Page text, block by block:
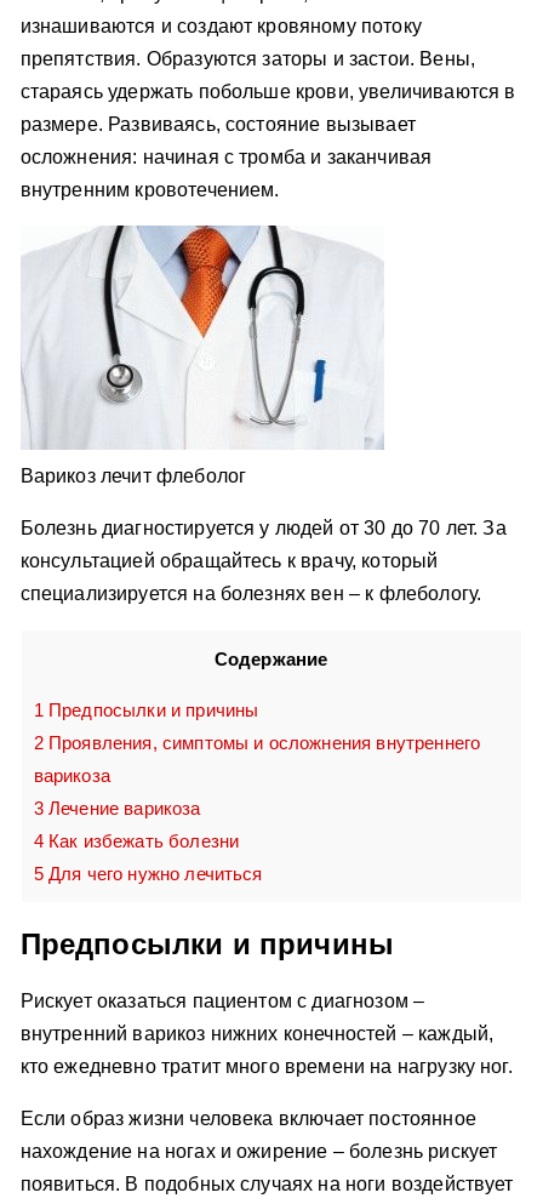
изнашиваются и создают кровяному потоку
препятствия. Образуются заторы и застои. Вены,
стараясь удержать побольше крови, увеличиваются в
размере. Развиваясь, состояние вызывает
осложнения: начиная с тромба и заканчивая
внутренним кровотечением.
Варикоз лечит флеболог
Болезнь диагностируется у людей от 30 до 70 лет. За
консультацией обращайтесь к врачу, который
специализируется на болезнях вен – к флебологу.
Содержание
1 Предпосылки и причины
2Проявления, симптомы и осложнения внутреннего
варикоза
3Лечение варикоза
4Как избежать болезни
5Для чего нужно лечиться
Предпосылки и причины
Рискует оказаться пациентом с диагнозом –
внутренний варикоз нижних конечностей – каждый,
кто ежедневно тратит много времени на нагрузку ног.
Если образ жизни человека включает постоянное
нахождение на ногах и ожирение – болезнь рискует
появиться. В подобных случаях на ноги воздействует